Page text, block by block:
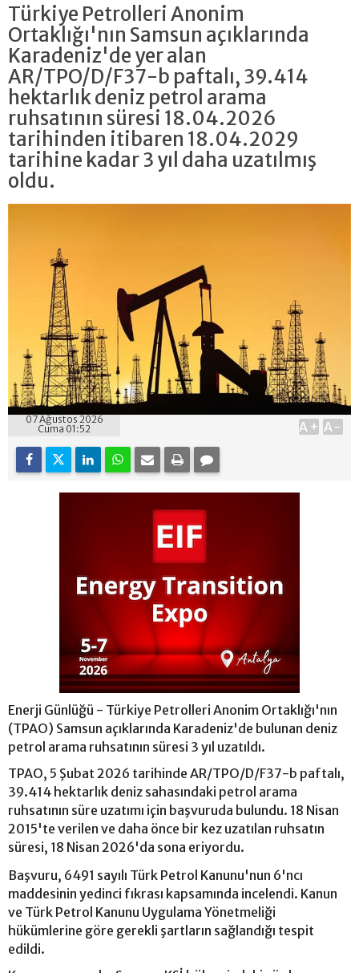
Türkiye Petrolleri Anonim
Ortaklığı'nın Samsun açıklarında
Karadeniz'de yer alan
AR/TPO/D/F37-b paftalı, 39.414
hektarlık deniz petrol arama
ruhsatının süresi 18.04.2026
tarihinden itibaren 18.04.2029
tarihine kadar 3 yıl daha uzatılmış
oldu.
07 Ağustos 2026
Cuma 01:52
A+ A-
Enerji Günlüğü - Türkiye Petrolleri Anonim Ortaklığı'nın
(TPAO) Samsun açıklarında Karadeniz'de bulunan deniz
petrol arama ruhsatının süresi 3 yıl uzatıldı.
TPAO, 5 Şubat 2026 tarihinde AR/TPO/D/F37-b paftalı,
39.414 hektarlık deniz sahasındaki petrol arama
ruhsatının süre uzatımı için başvuruda bulundu. 18 Nisan
2015'te verilen ve daha önce bir kez uzatılan ruhsatın
süresi, 18 Nisan 2026'da sona eriyordu.
Başvuru, 6491 sayılı Türk Petrol Kanunu'nun 6'ncı
maddesinin yedinci fıkrası kapsamında incelendi. Kanun
ve Türk Petrol Kanunu Uygulama Yönetmeliği
hükümlerine göre gerekli şartların sağlandığı tespit
edildi.